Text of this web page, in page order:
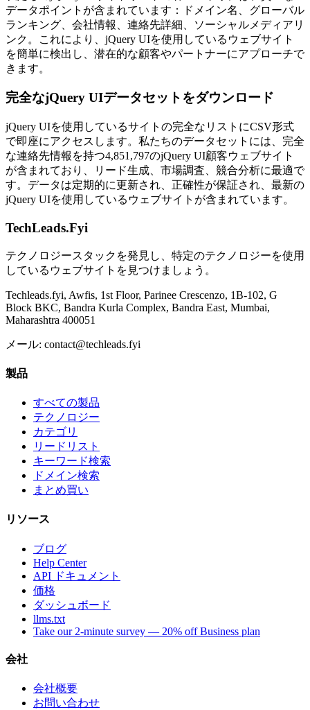
データポイントが含まれています：ドメイン名、グローバル
ランキング、会社情報、連絡先詳細、ソーシャルメディアリ
ンク。これにより、jQuery UIを使用しているウェブサイト
を簡単に検出し、潜在的な顧客やパートナーにアプローチで
きます。
完全なjQuery UIデータセットをダウンロード
jQuery UIを使用しているサイトの完全なリストにCSV形式
で即座にアクセスします。私たちのデータセットには、完全
な連絡先情報を持つ4,851,797のjQuery UI顧客ウェブサイト
が含まれており、リード生成、市場調査、競合分析に最適で
す。データは定期的に更新され、正確性が保証され、最新の
jQuery UIを使用しているウェブサイトが含まれています。
TechLeads.Fyi
テクノロジースタックを発見し、特定のテクノロジーを使用
しているウェブサイトを見つけましょう。
Techleads.fyi, Awfis, 1st Floor, Parinee Crescenzo, 1B-102, G
Block BKC, Bandra Kurla Complex, Bandra East, Mumbai,
Maharashtra 400051
メール: contact@techleads.fyi
製品
すべての製品
テクノロジー
カテゴリ
リードリスト
キーワード検索
ドメイン検索
まとめ買い
リソース
ブログ
Help Center
API ドキュメント
価格
ダッシュボード
llms.txt
Take our 2-minute survey — 20% off Business plan
会社
会社概要
お問い合わせ